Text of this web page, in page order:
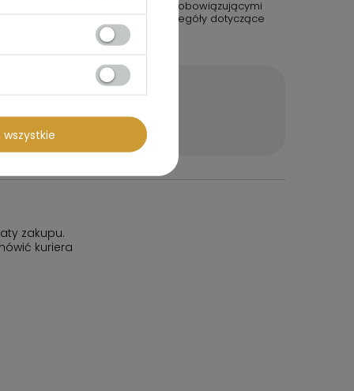
został przetestowany zgodnie z obowiązującymi
UE. Certyfikaty zgodności i szczegóły dotyczące
zakupu.
kuriera